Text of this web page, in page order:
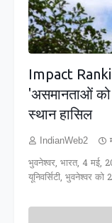
Impact
'असमानताओं को
स्थान हासिल
IndianWeb2
भुवनेश्वर, भारत, 4
यूनिवर्सिटी, भुवनेश्वर